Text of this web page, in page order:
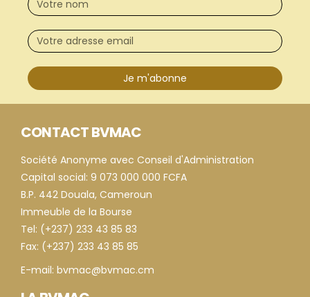
Je m'abonne
CONTACT BVMAC
Société Anonyme avec Conseil d'Administration
Capital social: 9 073 000 000 FCFA
B.P. 442 Douala, Cameroun
Immeuble de la Bourse
Tel: (+237) 233 43 85 83
Fax: (+237) 233 43 85 85
E-mail: bvmac@bvmac.cm